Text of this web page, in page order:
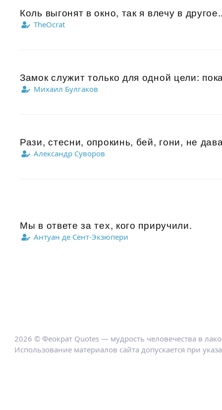
Коль выгонят в окно, так я влечу в
TheOcrat
Замок служит только для одной цели:
Михаил Булгаков
Рази, стесни, опрокинь, бей, гони, не
Александр Суворов
Мы в ответе за тех, кого приручили.
Антуан де Сент-Экзюпери
2026 © Феократ Quotes — мудрость человечества в
Использование материалов сайта допускается при